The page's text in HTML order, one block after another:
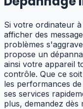
Si votre ordinateur
afficher des
problèmes
propose un
ainsi votre appareil
contrôle. Que ce
les performances
ses services
plus, demandez dès